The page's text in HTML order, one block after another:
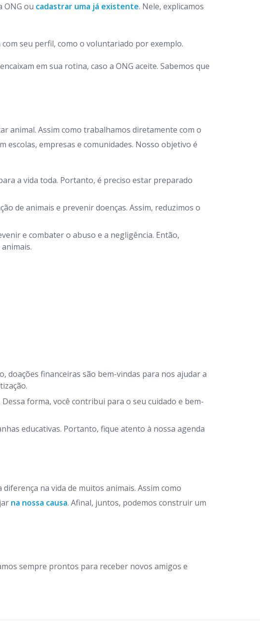
ONG ou cadastrar uma já existente. Nele, explicamos
seu perfil, como o voluntariado por exemplo.
em sua rotina, caso a ONG aceite. Sabemos que
animal. Assim como trabalhamos diretamente com o
escolas, empresas e comunidades. Nosso objetivo é
a vida toda. Portanto, é preciso estar preparado
de animais e prevenir doenças. Assim, reduzimos o
e combater o abuso e a negligência. Então,
doações financeiras são bem-vindas para nos ajudar a
forma, você contribui para o seu cuidado e bem-
educativas. Portanto, fique atento à nossa agenda
na vida de muitos animais. Assim como
na nossa causa. Afinal, juntos, podemos construir um
sempre prontos para receber novos amigos e